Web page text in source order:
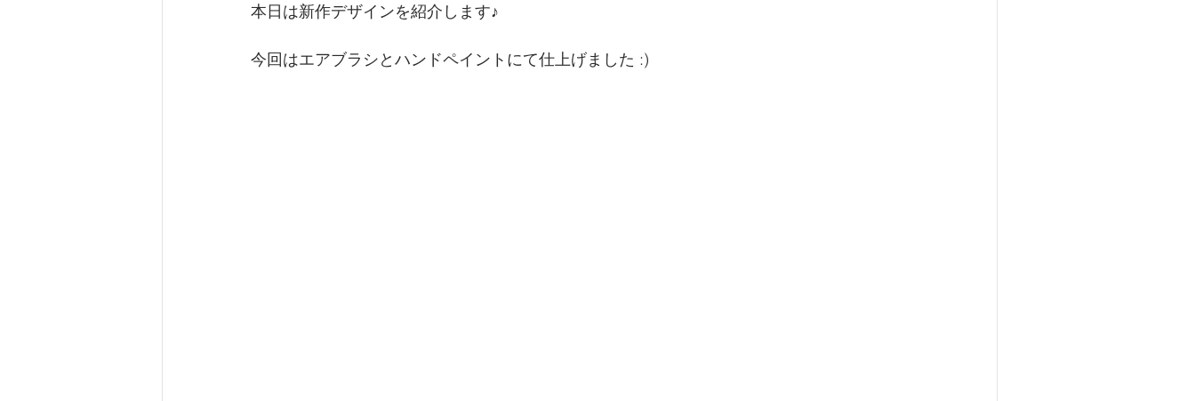
本日は新作デザインを紹介します♪
今回はエアブラシとハンドペイントにて仕上げました :)